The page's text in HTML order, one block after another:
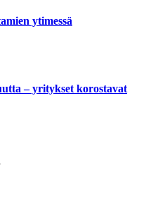
ytimessä
– yritykset korostavat